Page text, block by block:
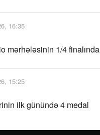
16:35
mərhələsinin 1/4 finalında
15:25
ilk günündə 4 medal